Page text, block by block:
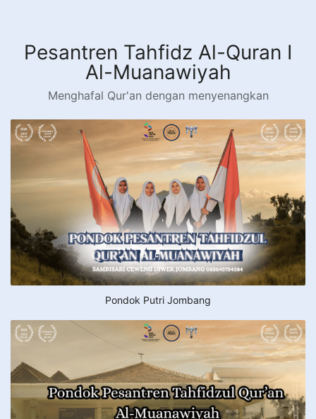
kontenPesantren Tahfidz Al-Quran I
Al-Muanawiyah
Menghafal Qur'an dengan menyenangkan
Pondok Putri Jombang